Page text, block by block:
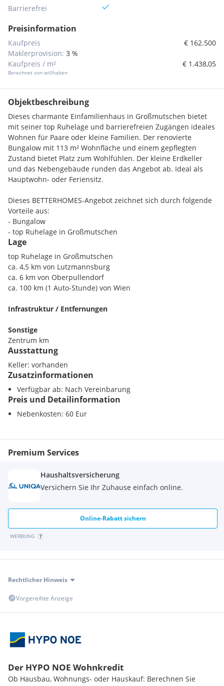
Barrierefrei
Preisinformation
Kaufpreis
€ 162.500
Maklerprovision: 3 %
Kaufpreis / m²
Berechnet von willhaben
€ 1.438,05
Objektbeschreibung
Dieses charmante Einfamilienhaus in Großmutschen bietet
mit seiner top Ruhelage und barrierefreien Zugängen ideales
Wohnen für Paare oder kleine Familien. Der renovierte
Bungalow mit 113 m² Wohnfläche und einem gepflegten
Zustand bietet Platz zum Wohlfühlen. Der kleine Erdkeller
und das Nebengebäude runden das Angebot ab. Ideal als
Hauptwohn- oder Feriensitz.
Dieses BETTERHOMES-Angebot zeichnet sich durch folgende
Vorteile aus:
- Bungalow
- top Ruhelage in Großmutschen
- barrierefrei
- renoviert
- gepflegter Zustand
- kleiner Erdkeller
- Nebengebäude
- und, und, und...
Interessiert? Kontaktieren Sie uns für eine unverbindliche
Besichtigung  auch Online-Besichtigung möglich!
Nichts Passendes gefunden? Über 200 weitere Angebote
unter: www.betterhomes.at - der Immobilienfairmittler
Selber eine Immobilie zu vermarkten?
Profitieren Sie von unserem Know-how:
https://www.betterhomes.at/de/profitieren
Erfahren Sie jetzt ihren Wert über unsere Gratis-Schätzung,
sofort und unverbindlich!
*** Der Eigentümer wurde aufgefordert, den Energieausweis
Lage
top Ruhelage in Großmutschen
ca. 4,5 km von Lutzmannsburg
ca. 6 km von Oberpullendorf
ca. 100 km (1 Auto-Stunde) von Wien
Infrastruktur / Entfernungen
Sonstige
Zentrum km
Ausstattung
Keller: vorhanden
Zusatzinformationen
Verfügbar ab: Nach Vereinbarung
Preis und Detailinformation
Nebenkosten: 60 Eur
Premium Services
Haushaltsversicherung
Versichern Sie Ihr Zuhause einfach online.
Online-Rabatt sichern
WERBUNG
Rechtlicher Hinweis
Vorgereihte Anzeige
Der HYPO NOE Wohnkredit
Ob Hausbau, Wohnungs- oder Hauskauf: Berechnen Sie